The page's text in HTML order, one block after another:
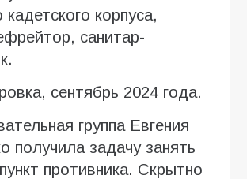
кадетского корпуса,
санитар-
сентябрь 2024 года.
группа Евгения
получила задачу занять
противника. Скрытно